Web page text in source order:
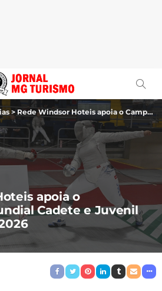
> Rede Windsor Hoteis apoia o Campeonato Mundial Cadete e Juvenil de Esgrima Rio 2026
apoia o
Cadete e Juvenil